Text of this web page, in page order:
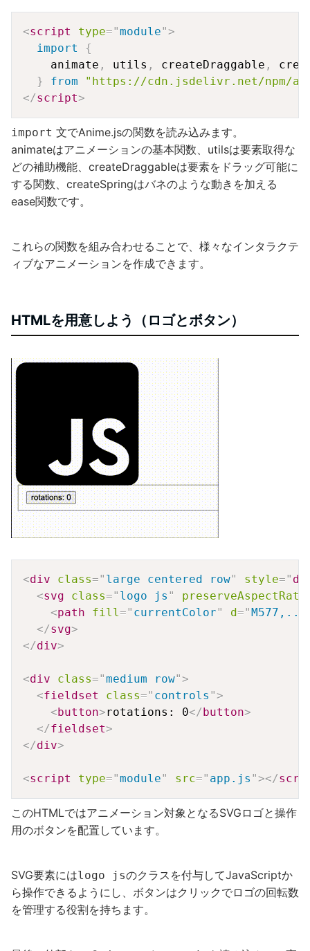
<script type="module">
import
{
    animate
, utils , createDraggable ,
}
from
"https://cdn.jsdelivr.net/npm/
</script>
import 文でAnime.jsの関数を読み込みます。
animateはアニメーションの基本関数、utilsは要素取得な
どの補助機能、createDraggableは要素をドラッグ可能に
する関数、createSpringはバネのような動きを加える
ease関数です。
これらの関数を組み合わせることで、様々なインタラクテ
ィブなアニメーションを作成できます。
HTMLを用意しよう（ロゴとボタン）
<div class=" large centered row" style="
<svg class=" logo js "
<path fill=" currentColor" d="
</svg>
</div>
<div class="medium row">
<fieldset class=" controls ">
< button>rotations: 0</ button>
</fieldset>
</div>
<script type="module" src=" app.js "></
Copy
このHTMLではアニメーション対象となるSVGロゴと操作
用のボタンを配置しています。
SVG要素にはlogo jsのクラスを付与してJavaScriptか
ら操作できるようにし、ボタンはクリックでロゴの回転数
を管理する役割を持ちます。